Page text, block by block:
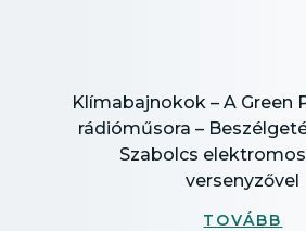
Klímabajnokok – A Green
rádióműsora –
Szabolcs
versenyzővel
TOVÁBB